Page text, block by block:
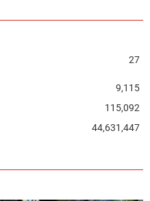
27
9,115
115,092
44,631,447